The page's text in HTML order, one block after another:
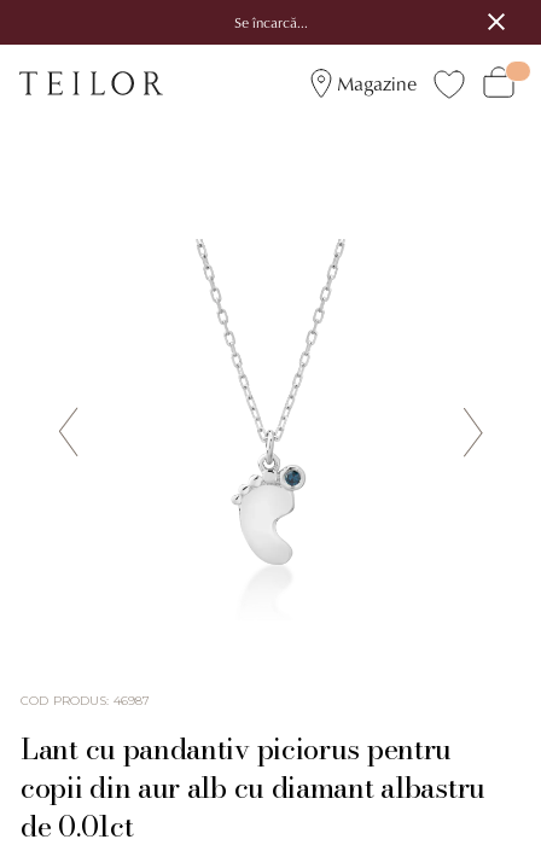
Se încarcă...
Magazine
COD PRODUS: 46987
Lant cu pandantiv piciorus pentru
copii din aur alb cu diamant albastru
de 0.01ct